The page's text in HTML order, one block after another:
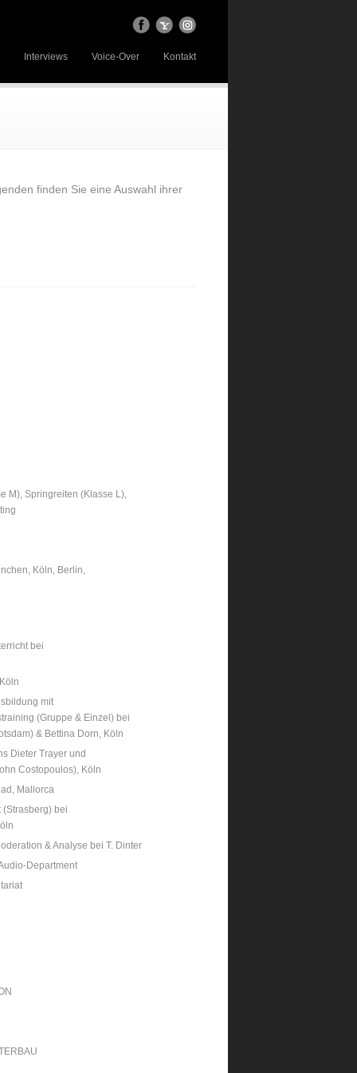
Interviews Voice-Over Kontakt
finden Sie eine Auswahl ihrer
M), Springreiten (Klasse L),
Köln, Berlin,
bei
mit
(Gruppe & Einzel) bei
& Bettina Dorn, Köln
Dieter Trayer und
Costopoulos), Köln
Mallorca
bei
& Analyse bei T. Dinter
Department